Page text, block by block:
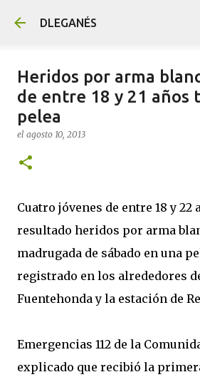
DLEGANÉS
Heridos por arma
de entre 18 y 21 años
pelea
el agosto 10, 2013
Cuatro jóvenes de entre 18 y 22
resultado heridos por arma
madrugada de sábado en una
registrado en los alrededores
Fuentehonda y la estación de
Emergencias 112 de la
explicado que recibió la